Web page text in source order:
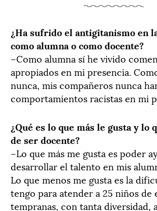
¿Ha sufrido el antigitanismo en
como alumna o como docente?
–Como alumna sí he vivido
apropiados en mi presencia.
nunca, mis compañeros nunca
comportamientos racistas en mi
¿Qué es lo que más le gusta y lo
de ser docente?
–Lo que más me gusta es poder
desarrollar el talento en mis
Lo que menos me gusta es la
tengo para atender a 25 niños de
tempranas, con tanta diversidad,